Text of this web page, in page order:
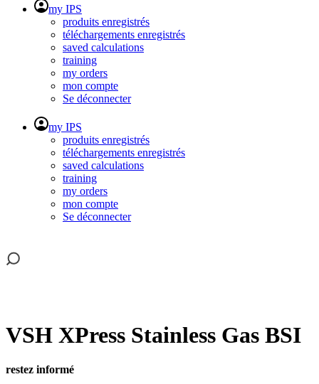
my IPS
produits enregistrés
téléchargements enregistrés
saved calculations
training
my orders
mon compte
Se déconnecter
my IPS
produits enregistrés
téléchargements enregistrés
saved calculations
training
my orders
mon compte
Se déconnecter
VSH XPress Stainless Gas BSI
restez informé